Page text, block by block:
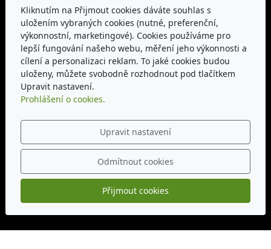
KVM3-CZ, spol. s r.o.
Pionýrů 721, 783 91 Uničov, okres Olomouc
Kontakt
kvm3@seznam.cz
Otevírací doba
PO - PÁ: 09:00 - 17:00
Sledujte nás
https://www.eko-adepto.cz/
Kliknutím na Přijmout cookies dáváte souhlas s
uložením vybraných cookies (nutné, preferenční,
výkonnostní, marketingové). Cookies používáme pro
lepší fungování našeho webu, měření jeho výkonnosti a
cílení a personalizaci reklam. To jaké cookies budou
uloženy, můžete svobodně rozhodnout pod tlačítkem
Upravit nastavení.
Prohlášení o cookies.
Upravit nastavení
Odmítnout cookies
Přijmout cookies